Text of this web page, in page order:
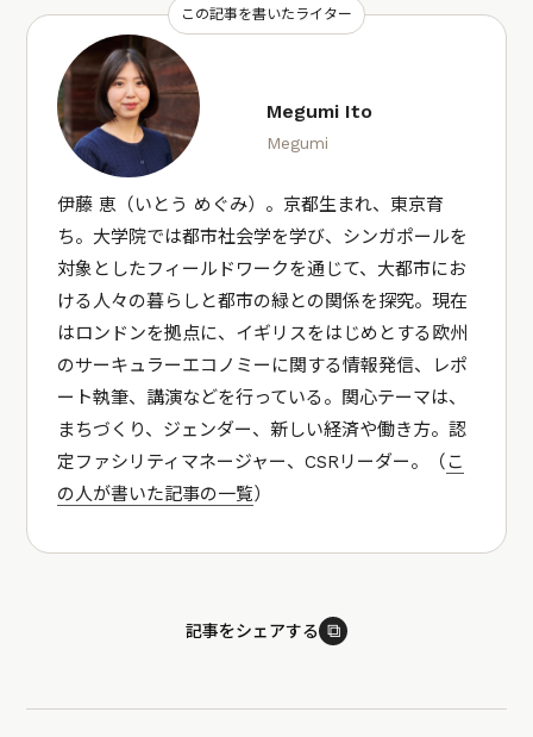
この記事を書いたライター
Megumi Ito
Megumi
伊藤 恵（いとう めぐみ）。京都生まれ、東京育
ち。大学院では都市社会学を学び、シンガポールを
対象としたフィールドワークを通じて、大都市にお
ける人々の暮らしと都市の緑との関係を探究。現在
はロンドンを拠点に、イギリスをはじめとする欧州
のサーキュラーエコノミーに関する情報発信、レポ
ート執筆、講演などを行っている。関心テーマは、
まちづくり、ジェンダー、新しい経済や働き方。認
定ファシリティマネージャー、CSRリーダー。（こ
の人が書いた記事の一覧）
記事をシェアする ⧉